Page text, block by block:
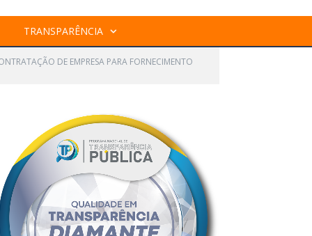
TRANSPARÊNCIA
DE EMPRESA PARA FORNECIMENTO